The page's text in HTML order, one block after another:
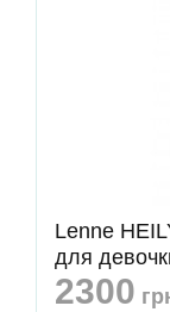
Lenne
для
2300